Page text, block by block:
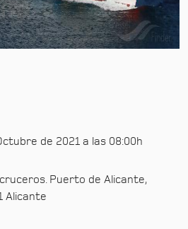
de 2021 a las 08:00h
Puerto de Alicante,
Alicante